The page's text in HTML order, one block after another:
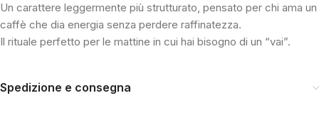
Un carattere leggermente più strutturato, pensato per chi ama un
caffè che dia energia senza perdere raffinatezza.
Il rituale perfetto per le mattine in cui hai bisogno di un “vai”.
Spedizione e consegna